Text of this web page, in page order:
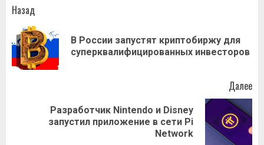
Навигация
записи
Назад
В России запустят криптобиржу для
суперквалифицированных инвесторов
Далее
Следующая
Разработчик Nintendo и Disney
запустил приложение в сети Pi
Network